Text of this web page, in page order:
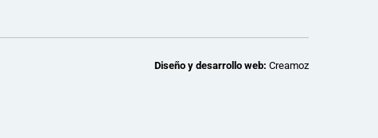
Diseño y desarrollo web: Creamoz